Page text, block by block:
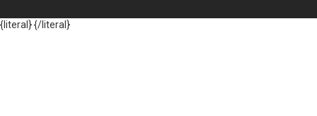
{literal}{/literal}